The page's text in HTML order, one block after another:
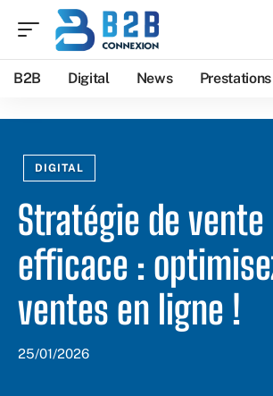
B2B Digital News Prestations
DIGITAL
Stratégie de vente
efficace :
ventes en ligne !
25/01/2026